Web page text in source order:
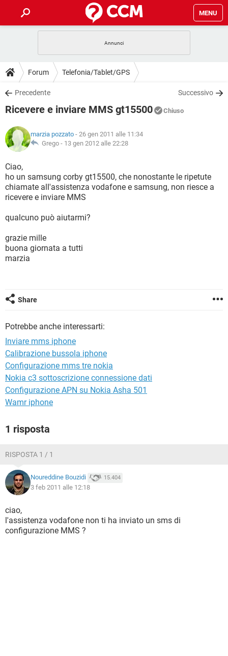
MENU
INTRATTENIMENTO ANDROID
iOS
INSTAGRAM WHATSAPP
TIKTOK
HARDWARE
GUIDE
COVID-19 GAMING
INSTAGRAM WHATSAPP
TIKTOK
HARDWARE
DOWNLOAD
COVID-19 GAMING
INTRATTENIMENTO
iOS WINDOWS 10
INSTAGRAM
TIKTOK FACEBOOK
HARDWARE
COVID-19 GAMING
INTRATTENIMENTO
iOS
INSTAGRAM WHATSAPP
HARDWARE
GLOSSARIO
COVID-19
INTRATTENIMENTO ANDROID
iOS
INSTAGRAM
HARDWARE
Forum Telefonia/Tablet/GPS
Precedente Successivo
Ricevere e inviare MMS gt15500 Chiuso
marzia pozzato - 26 gen 2011 alle 11:34
Grego - 13 gen 2012 alle 22:28
Ciao,
ho un samsung corby gt15500, che nonostante le ripetute
chiamate all'assistenza vodafone e samsung, non riesce a
ricevere e inviare MMS
qualcuno può aiutarmi?
grazie mille
buona giornata a tutti
marzia
Share
Potrebbe anche interessarti:
Inviare mms iphone
Calibrazione bussola iphone
Configurazione mms tre nokia
Nokia c3 sottoscrizione connessione dati
Configurazione APN su Nokia Asha 501
Wamr iphone
1 risposta
RISPOSTA 1 / 1
Noureddine Bouzidi 15.404
3 feb 2011 alle 12:18
ciao,
l'assistenza vodafone non ti ha inviato un sms di
configurazione MMS ?